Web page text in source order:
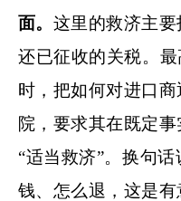
面。 这里的救济主
还已征收的关税。
时，把如何对进口
院，要求其在既定
“适当救济”。换句
钱、怎么退，这是